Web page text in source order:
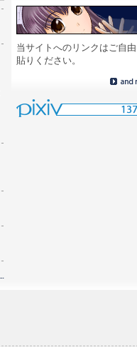
当サイトへのリンクはご自
貼りください。